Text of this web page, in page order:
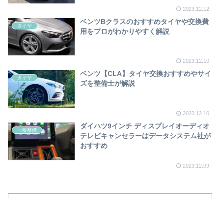
2023.12.12
タイヤ
ベンツBクラスのおすすめタイヤや交換費
用をプロがわかりやすく解説
2023.12.10
タイヤ
ベンツ【CLA】タイヤ交換おすすめやサイ
ズを整備士が解説
2023.12.10
一般整備
ダイハツ9インチ ディスプレイオーディオ
テレビキャンセラーはデータシステム社が
おすすめ
2023.12.09